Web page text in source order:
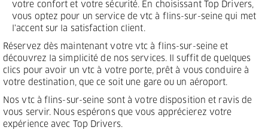
votre confort et votre sécurité. En choisissant Top Drivers,
vous optez pour un service de vtc à flins-sur-seine qui met
l'accent sur la satisfaction client.
Réservez dès maintenant votre vtc à flins-sur-seine et
découvrez la simplicité de nos services. Il suffit de quelques
clics pour avoir un vtc à votre porte, prêt à vous conduire à
votre destination, que ce soit une gare ou un aéroport.
Nos vtc à flins-sur-seine sont à votre disposition et ravis de
vous servir. Nous espérons que vous apprécierez votre
expérience avec Top Drivers.